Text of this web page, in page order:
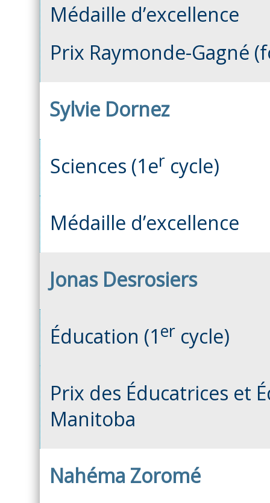
Médaille d’excellence
Prix Raymonde-Gagné
Sylvie Dornez
Sciences (1er cycle)
Médaille d’excellence
Jonas Desrosiers
Éducation (1er cycle)
Prix des Éducatrices et
Manitoba
Nahéma Zoromé